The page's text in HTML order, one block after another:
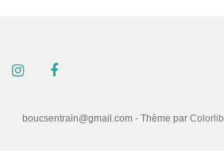
boucsentrain@gmail.com - Thème par Colorlib